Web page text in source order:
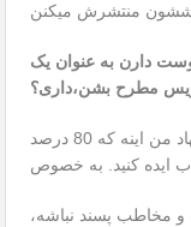
دارن به عنوان یک
مطرح بشن،داری؟
اگه برنامه نویسی انتخاب شماست، پیشنهاد من اینه که 80 درصد
ایده کنید. به خصوص
و مخاطب پسند نباشه،